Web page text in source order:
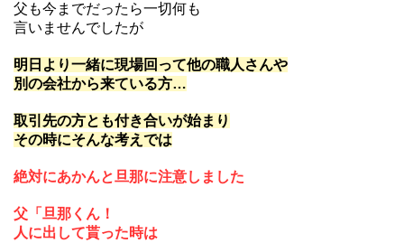
父も今までだったら一切何も
言いませんでしたが
明日より一緒に現場回って他の職人さんや
別の会社から来ている方…
取引先の方とも付き合いが始まり
その時にそんな考えでは
絶対にあかんと旦那に注意しました
父「旦那くん！
人に出して貰った時は